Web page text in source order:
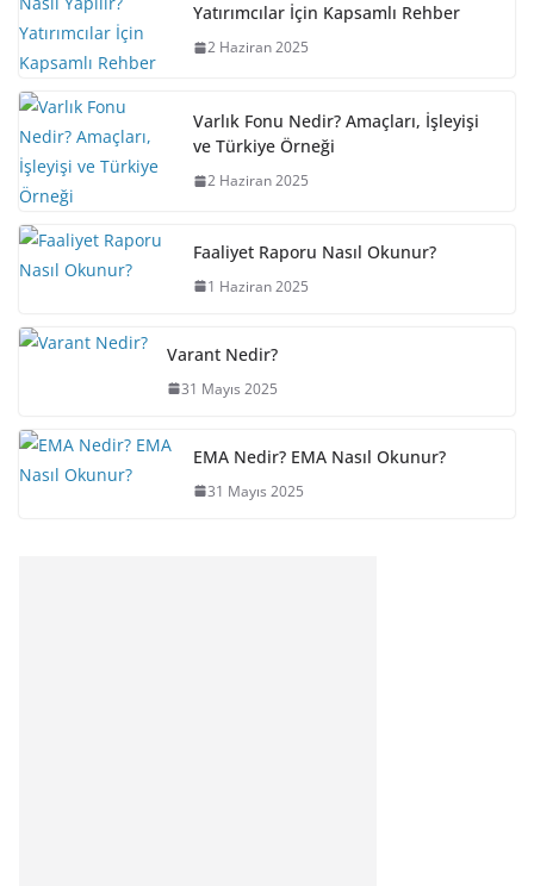
Yatırımcılar İçin Kapsamlı Rehber
2 Haziran 2025
Varlık Fonu Nedir? Amaçları, İşleyişi
ve Türkiye Örneği
2 Haziran 2025
Faaliyet Raporu Nasıl Okunur?
1 Haziran 2025
Varant Nedir?
31 Mayıs 2025
EMA Nedir? EMA Nasıl Okunur?
31 Mayıs 2025